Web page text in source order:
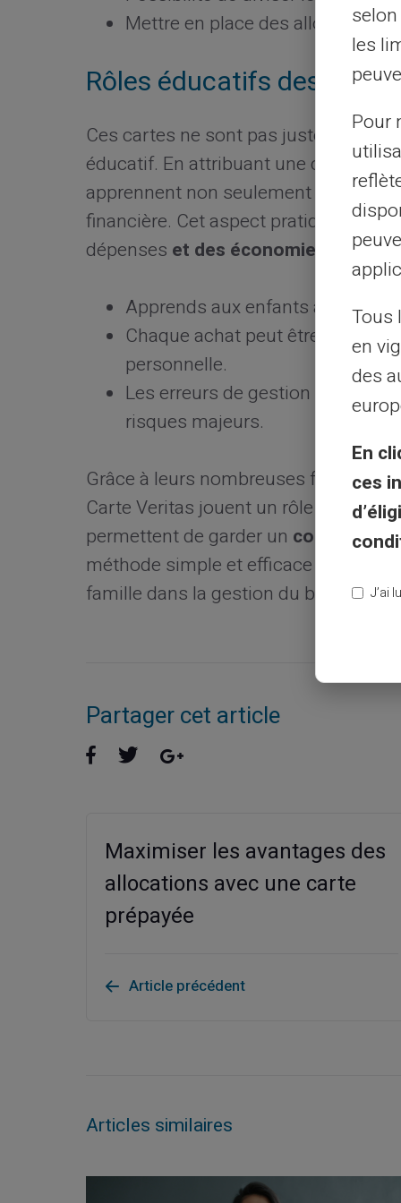
Mettre en place des allocations
Rôles éducatifs des
Ces cartes ne sont pas juste un
éducatif. En attribuant une carte à
apprennent non seulement la valeur
financière. Cet aspect pratique
dépenses et des économies.
Apprends aux enfants à gérer
Chaque achat peut être discuté
personnelle.
Les erreurs de gestion
risques majeurs.
Grâce à leurs nombreuses
Carte Veritas jouent un rôle clé dans
permettent de garder un contrôle
méthode simple et efficace pour
famille dans la gestion du budget
Partager cet article
Maximiser les avantages des
allocations avec une carte
prépayée
Article précédent
Articles similaires
les
Pour
Tous
en
des
En
ces
J’ai